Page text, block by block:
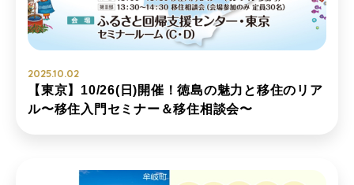
2025.10.02
【東京】10/26(日)開催！徳島の魅力と移住のリア
ル〜移住入門セミナー＆移住相談会〜